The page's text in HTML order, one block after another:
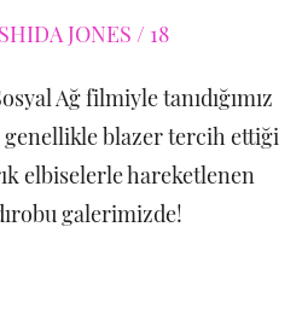
Ağ filmiyle tanıdığımız
blazer tercih ettiği
elbiselerle hareketlenen
galerimizde!